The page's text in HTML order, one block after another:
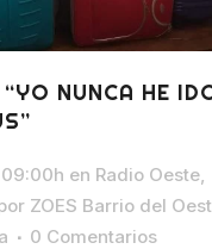
“YO NUNCA HE
en Radio Oeste
ZOES Barrio del
0 Comentarios